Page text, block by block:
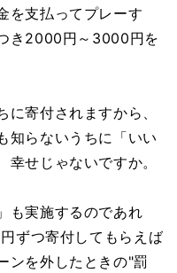
を支払ってプレーす
き2000円～3000円を
寄付されますから、
知らないうちに「いい
せじゃないですか。
も実施するのであれ
ずつ寄付してもらえば
ンを外したときの"罰